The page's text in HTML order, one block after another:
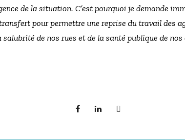
de la situation. C’est pourquoi je demande
pour permettre une reprise du travail des
de nos rues et de la santé publique de